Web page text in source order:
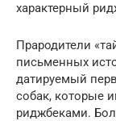
характерный
Прародители
письменных
датируемый
собак, которые
риджбеками.